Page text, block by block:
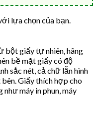
lựa chọn của bạn.
bột giấy tự nhiên, hãng
bề mặt giấy có độ
sắc nét, cả chữ lẫn hình
Giấy thích hợp cho
máy in phun, máy